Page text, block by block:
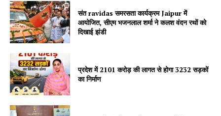
Jagruk Janta
Vishwasniya Hindi Akhbaar
संत ravidas समरसता कार्यक्रम Jaipur में
आयोजित, सीएम भजनलाल शर्मा ने कलश वंदन रथों को
दिखाई झंडी
प्रदेश में 2101 करोड़ की लागत से होगा 3232 सड़कों
का निर्माण